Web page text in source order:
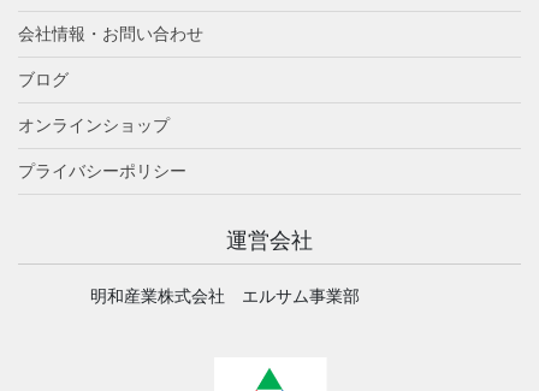
会社情報・お問い合わせ
ブログ
オンラインショップ
プライバシーポリシー
運営会社
明和産業株式会社 エルサム事業部